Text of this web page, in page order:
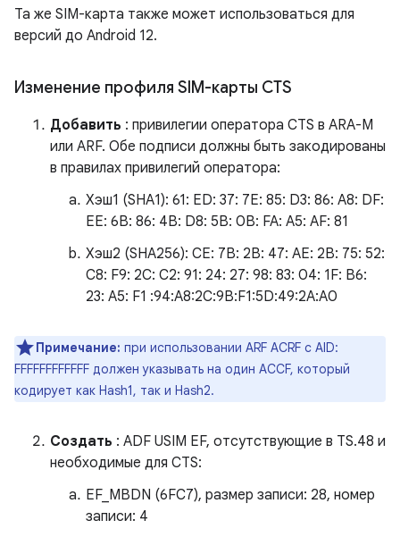
Та же SIM-карта также может использоваться для
версий до Android 12.
Изменение профиля SIM-карты CTS
Добавить : привилегии оператора CTS в ARA-M
или ARF. Обе подписи должны быть закодированы
в правилах привилегий оператора:
Хэш1 (SHA1): 61: ED: 37: 7E: 85: D3: 86: A8: DF:
EE: 6B: 86: 4B: D8: 5B: 0B: FA: A5: AF: 81
Хэш2 (SHA256): CE: 7B: 2B: 47: AE: 2B: 75: 52:
C8: F9: 2C: C2: 91: 24: 27: 98: 83: 04: 1F: B6:
23: A5: F1 :94:A8:2C:9B:F1:5D:49:2A:A0
Примечание: при использовании ARF ACRF с AID:
FFFFFFFFFFFF должен указывать на один ACCF, который
кодирует как Hash1, так и Hash2.
Создать : ADF USIM EF, отсутствующие в TS.48 и
необходимые для CTS:
EF_MBDN (6FC7), размер записи: 28, номер
записи: 4